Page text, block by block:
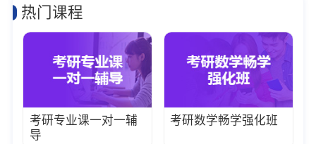
热门课程
考研专业课一对一辅
导
考研数学畅学强化班